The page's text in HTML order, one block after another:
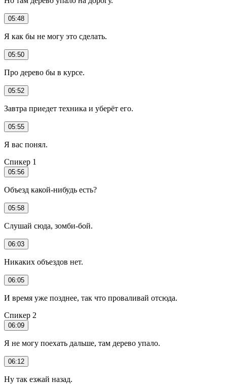
05:48
Я как бы не могу это сделать.
05:50
Про дерево бы в курсе.
05:52
Завтра приедет техника и уберёт его.
05:55
Я вас понял.
Спикер 1
05:56
Объезд какой-нибудь есть?
05:58
Слушай сюда, зомби-бой.
06:03
Никаких объездов нет.
06:05
И время уже позднее, так что проваливай отсюда.
Спикер 2
06:09
Я не могу поехать дальше, там дерево упало.
06:12
Ну так езжай назад.